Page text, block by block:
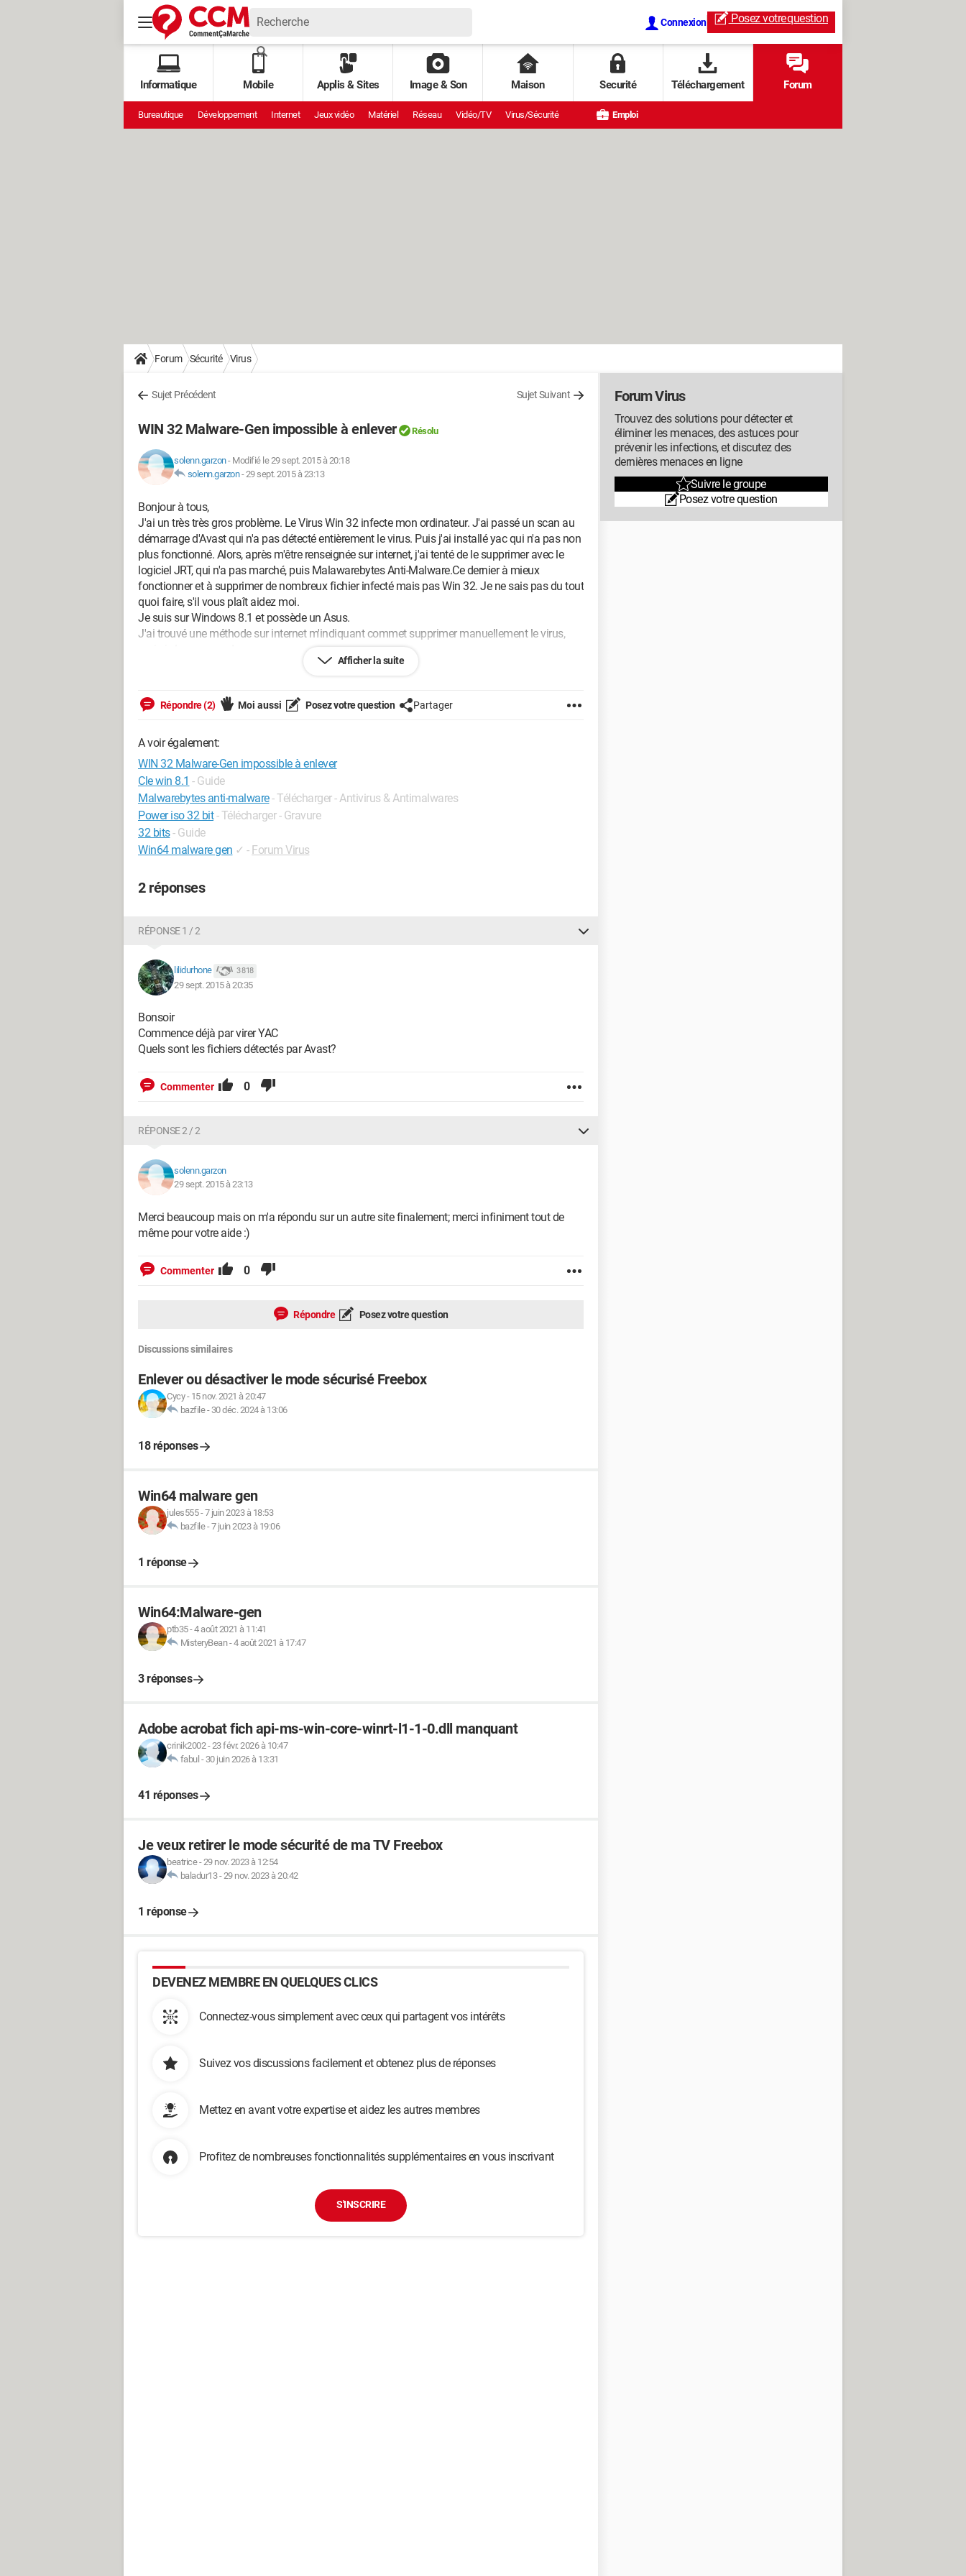
Connexion Posez votrequestion
Informatique Mobile Applis & Sites Image & Son Maison Securité Téléchargement Forum
Bureautique Développement Internet Jeux vidéo Matériel Réseau Vidéo/TV Virus/Sécurité Emploi
Forum Sécurité Virus
Sujet Précédent Sujet Suivant
WIN 32 Malware-Gen impossible à enlever Résolu
solenn.garzon- Modifié le 29 sept. 2015 à 20:18
solenn.garzon-29 sept. 2015 à 23:13
Bonjour à tous,
J'ai un très très gros problème. Le Virus Win 32 infecte mon ordinateur. J'ai passé un scan au
démarrage d'Avast qui n'a pas détecté entièrement le virus. Puis j'ai installé yac qui n'a pas non
plus fonctionné. Alors, après m'être renseignée sur internet, j'ai tenté de le supprimer avec le
logiciel JRT, qui n'a pas marché, puis Malawarebytes Anti-Malware.Ce dernier à mieux
fonctionner et à supprimer de nombreux fichier infecté mais pas Win 32. Je ne sais pas du tout
quoi faire, s'il vous plaît aidez moi.
Je suis sur Windows 8.1 et possède un Asus.
J'ai trouvé une méthode sur internet m'indiquant commet supprimer manuellement le virus,
Afficher la suite
Répondre (2) Moi aussi Posez votre question Partager
A voir également:
WIN 32 Malware-Gen impossible à enlever
Cle win 8.1 - Guide
Malwarebytes anti-malware- Télécharger - Antivirus & Antimalwares
Power iso 32 bit - Télécharger - Gravure
32 bits- Guide
Win64 malware gen ✓ - Forum Virus
2 réponses
RÉPONSE 1 / 2
lilidurhone 3 818
29 sept. 2015 à 20:35
Bonsoir
Commence déjà par virer YAC
Quels sont les fichiers détectés par Avast?
Commenter 0
RÉPONSE 2 / 2
solenn.garzon
29 sept. 2015 à 23:13
Merci beaucoup mais on m'a répondu sur un autre site finalement; merci infiniment tout de
même pour votre aide :)
Commenter 0
Répondre Posez votre question
Discussions similaires
Enlever ou désactiver le mode sécurisé Freebox
Cycy- 15 nov. 2021 à 20:47
bazfile- 30 déc. 2024 à 13:06
18 réponses
Win64 malware gen
jules555-7 juin 2023 à 18:53
bazfile-7 juin 2023 à 19:06
1 réponse
Win64:Malware-gen
ptb35-4 août 2021 à 11:41
MisteryBean-4 août 2021 à 17:47
3 réponses
Adobe acrobat fich api-ms-win-core-winrt-l1-1-0.dll manquant
crinik2002-23 févr. 2026 à 10:47
fabul - 30 juin 2026 à 13:31
41 réponses
Je veux retirer le mode sécurité de ma TV Freebox
beatrice-29 nov. 2023 à 12:54
baladur13-29 nov. 2023 à 20:42
1 réponse
DEVENEZ MEMBRE EN QUELQUES CLICS
Connectez-vous simplement avec ceux qui partagent vos intérêts
Suivez vos discussions facilement et obtenez plus de réponses
Mettez en avant votre expertise et aidez les autres membres
Profitez de nombreuses fonctionnalités supplémentaires en vous inscrivant
S'INSCRIRE
Forum Virus
Trouvez des solutions pour détecter et
éliminer les menaces, des astuces pour
prévenir les infections, et discutez des
dernières menaces en ligne
Suivre le groupe
Posez votre question